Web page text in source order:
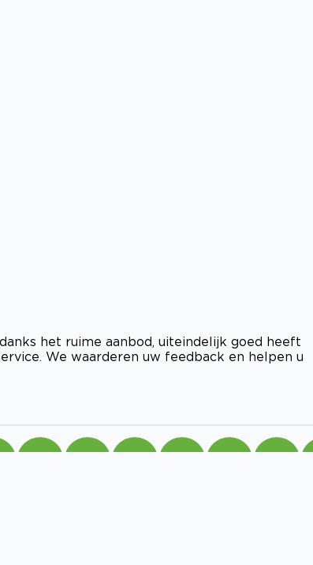
het ruime aanbod, uiteindelijk goed heeft
We waarderen uw feedback en helpen u